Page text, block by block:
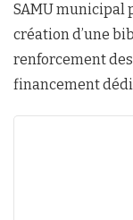
SAMU municipal
création d’une
renforcement
financement